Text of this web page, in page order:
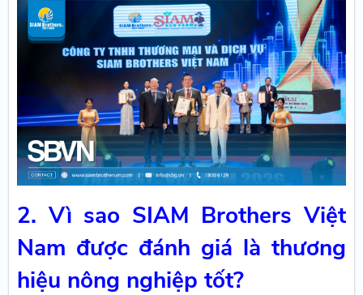
2. Vì sao SIAM Brothers Việt
Nam được đánh giá là thương
hiệu nông nghiệp tốt?